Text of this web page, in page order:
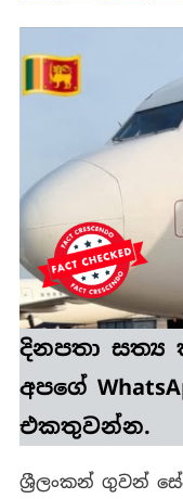
Of
දිනපතා සත්‍ය
අපගේ
එකතුවන්න.
ශ්‍රීලංකන් ගුවන්